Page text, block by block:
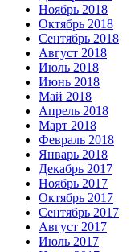
Ноябрь 2018
Октябрь 2018
Сентябрь 2018
Август 2018
Июль 2018
Июнь 2018
Май 2018
Апрель 2018
Март 2018
Февраль 2018
Январь 2018
Декабрь 2017
Ноябрь 2017
Октябрь 2017
Сентябрь 2017
Август 2017
Июль 2017